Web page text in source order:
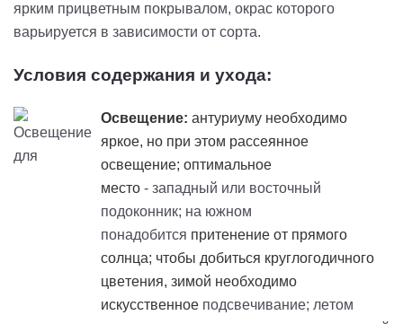
ярким прицветным покрывалом, окрас которого
варьируется в зависимости от сорта.
Условия содержания и ухода:
Освещение: антуриуму необходимо
яркое, но при этом рассеянное
освещение; оптимальное
место - западный или восточный
подоконник; на южном
понадобится притенение от прямого
солнца; чтобы добиться круглогодичного
цветения, зимой необходимо
искусственное подсвечивание; летом